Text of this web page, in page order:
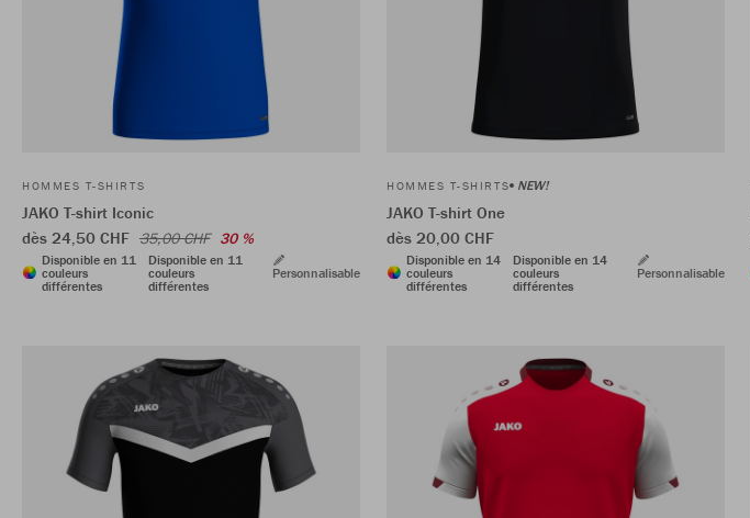
HOMMES T-SHIRTS
JAKO T-shirt Iconic
dès 24,50 CHF 35,00 CHF 30 %
Disponible en 11
couleurs
différentes
Disponible en 11
couleurs
différentes
Personnalisable
HOMMES T-SHIRTS NEW!
JAKO T-shirt One
dès 20,00 CHF
Disponible en 14
couleurs
différentes
Disponible en 14
couleurs
différentes
Personnalisable